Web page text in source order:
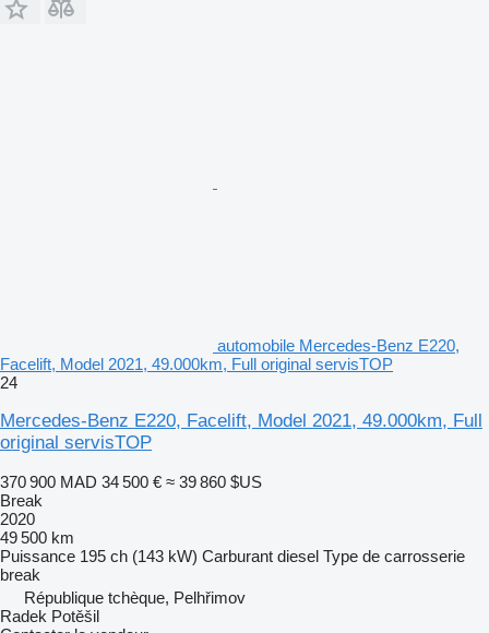
automobile Mercedes-Benz E220,
Facelift, Model 2021, 49.000km, Full original servisTOP
24
Mercedes-Benz E220, Facelift, Model 2021, 49.000km, Full
original servisTOP
370 900 MAD 34 500 € ≈ 39 860 $US
Break
2020
49 500 km
Puissance 195 ch (143 kW) Carburant diesel Type de carrosserie
break
République tchèque, Pelhřimov
Radek Potěšil